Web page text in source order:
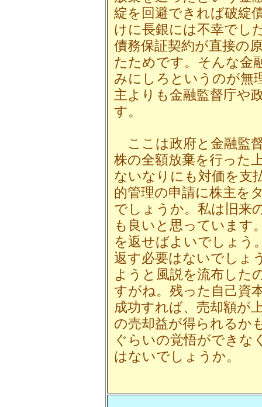
綻を回避できれば破綻
けに長銀には不幸でし
債務保証契約が直接の
たためです。そんな金
みにしろというのが無
主よりも金融監督庁や
す。
ここは政府と金融監
株の全額放棄を行った
ないなりにも対価を支
的管理の申請に株主を
でしょうか。私は旧来
も良いと思っています
を返せばよいでしょう
返す必要はないでしょ
ようと風説を流布した
すがね。残った自己資
成功すれば、売却額が
の売却益が得られるか
ぐらいの覚悟ができな
はないでしょうか。